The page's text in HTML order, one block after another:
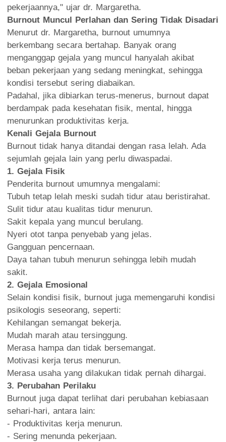
pekerjaannya," ujar dr. Margaretha.
Burnout Muncul Perlahan dan Sering Tidak Disadari
Menurut dr. Margaretha, burnout umumnya
berkembang secara bertahap. Banyak orang
menganggap gejala yang muncul hanyalah akibat
beban pekerjaan yang sedang meningkat, sehingga
kondisi tersebut sering diabaikan.
Padahal, jika dibiarkan terus-menerus, burnout dapat
berdampak pada kesehatan fisik, mental, hingga
menurunkan produktivitas kerja.
Kenali Gejala Burnout
Burnout tidak hanya ditandai dengan rasa lelah. Ada
sejumlah gejala lain yang perlu diwaspadai.
1. Gejala Fisik
Penderita burnout umumnya mengalami:
Tubuh tetap lelah meski sudah tidur atau beristirahat.
Sulit tidur atau kualitas tidur menurun.
Sakit kepala yang muncul berulang.
Nyeri otot tanpa penyebab yang jelas.
Gangguan pencernaan.
Daya tahan tubuh menurun sehingga lebih mudah
sakit.
2. Gejala Emosional
Selain kondisi fisik, burnout juga memengaruhi kondisi
psikologis seseorang, seperti:
Kehilangan semangat bekerja.
Mudah marah atau tersinggung.
Merasa hampa dan tidak bersemangat.
Motivasi kerja terus menurun.
Merasa usaha yang dilakukan tidak pernah dihargai.
3. Perubahan Perilaku
Burnout juga dapat terlihat dari perubahan kebiasaan
sehari-hari, antara lain:
- Produktivitas kerja menurun.
- Sering menunda pekerjaan.